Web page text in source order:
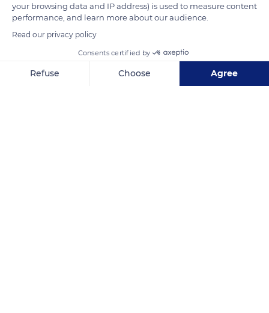
your browsing data and IP address) is used to measure content
performance, and learn more about our audience.
Read our privacy policy
Consents certified by
Refuse Choose Agree